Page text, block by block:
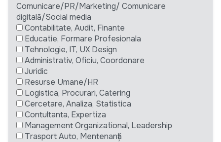
Comunicare/PR/Marketing/ Comunicare
digitală/Social media
Contabilitate, Audit, Finante
Educatie, Formare Profesionala
Tehnologie, IT, UX Design
Administrativ, Oficiu, Coordonare
Juridic
Resurse Umane/HR
Logistica, Procurari, Catering
Cercetare, Analiza, Statistica
Contultanta, Expertiza
Management Organizational, Leadership
Trasport Auto, Mentenanță